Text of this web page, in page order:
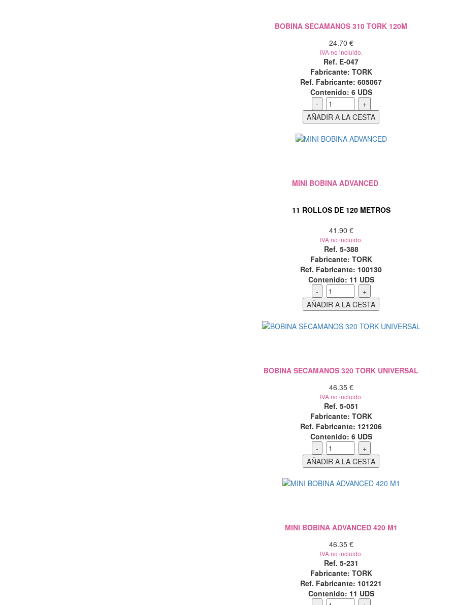
BOBINA SECAMANOS 310 TORK 120M
24.70 €
IVA no incluido.
Ref. E-047
Fabricante: TORK
Ref. Fabricante: 605067
Contenido: 6 UDS
MINI BOBINA ADVANCED
11 ROLLOS DE 120 METROS
41.90 €
IVA no incluido.
Ref. 5-388
Fabricante: TORK
Ref. Fabricante: 100130
Contenido: 11 UDS
BOBINA SECAMANOS 320 TORK UNIVERSAL
46.35 €
IVA no incluido.
Ref. 5-051
Fabricante: TORK
Ref. Fabricante: 121206
Contenido: 6 UDS
MINI BOBINA ADVANCED 420 M1
46.35 €
IVA no incluido.
Ref. 5-231
Fabricante: TORK
Ref. Fabricante: 101221
Contenido: 11 UDS